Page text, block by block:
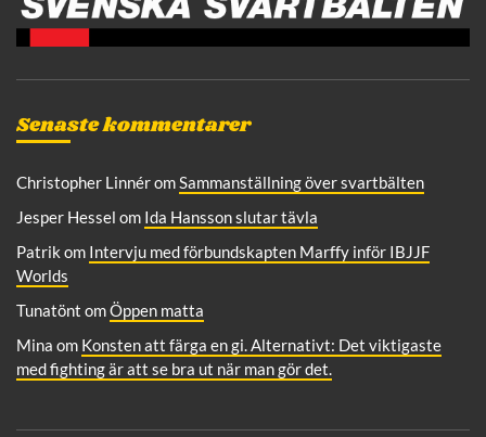
Senaste kommentarer
Christopher LinnéromSammanställning över svartbälten
Jesper Hessel om Ida Hansson slutar tävla
Patrik om Intervju med förbundskapten Marffy inför IBJJF
Worlds
Tunatönt omÖppen matta
Mina om Konsten att färga en gi. Alternativt: Det viktigaste
med fighting är att se bra ut när man gör det.